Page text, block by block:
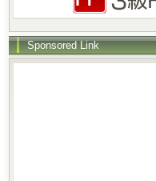
Sponsored Link